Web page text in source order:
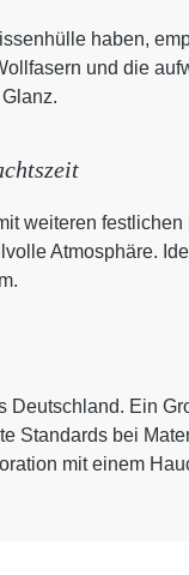
haben,
und die
weiteren
Atmosphäre.
Deutschland. Ein
Standards bei
mit einem